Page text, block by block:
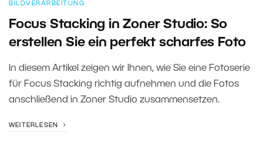
BILDVERARBEITUNG
Focus Stacking in Zoner Studio: So
erstellen Sie ein perfekt scharfes Foto
In diesem Artikel zeigen wir Ihnen, wie Sie eine Fotoserie
für Focus Stacking richtig aufnehmen und die Fotos
anschließend in Zoner Studio zusammensetzen.
WEITERLESEN